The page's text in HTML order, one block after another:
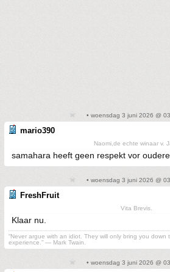
• woensdag 3 juni 2026 @
mario390
Naomi,de echte winaar v.
samahara heeft geen respekt vor oudere
• woensdag 3 juni 2026 @
FreshFruit
Vita Brevis.
Klaar nu.
“Never argue with an idiot. They will only bring you
experience.” ― Mark Twain.
• woensdag 3 juni 2026 @